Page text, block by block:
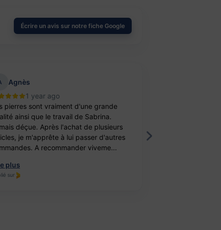
Écrire un avis sur notre fiche Google
Agnès
1 year ago
pierres sont vraiment d'une grande
ainsi que le travail de Sabrina.
déçue. Après l'achat de plusieurs
je m'apprête à lui passer d'autres
A recommander viveme...
plus
sur